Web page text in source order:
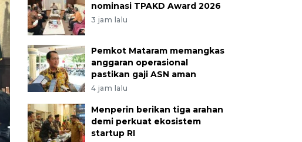
nominasi TPAKD Award 2026
3 jam lalu
Pemkot Mataram memangkas
anggaran operasional
pastikan gaji ASN aman
4 jam lalu
Menperin berikan tiga arahan
demi perkuat ekosistem
startup RI